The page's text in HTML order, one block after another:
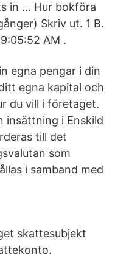
in … Hur bokföra
Skriv ut. 1 B.
AM .
egna pengar i din
egna kapital och
du vill i företaget.
insättning i Enskild
till det
som
i samband med
skattesubjekt